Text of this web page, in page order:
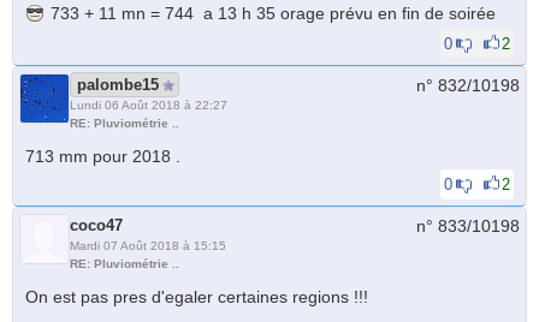
733 + 11 mn = 744 a 13 h 35 orage prévu en fin de soirée
0 2
palombe15
Lundi 06 Août 2018 à 22:27
RE: Pluviométrie ..
n° 832/10198
713 mm pour 2018 .
0 2
coco47
Mardi 07 Août 2018 à 15:15
RE: Pluviométrie ..
n° 833/10198
On est pas pres d'egaler certaines regions !!!